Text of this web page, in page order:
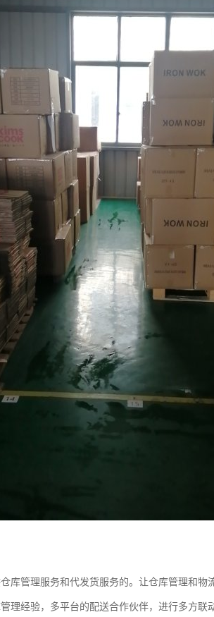
库管理服务和代发货服务的。让仓库管理和物
理经验，多平台的配送合作伙伴，进行多方